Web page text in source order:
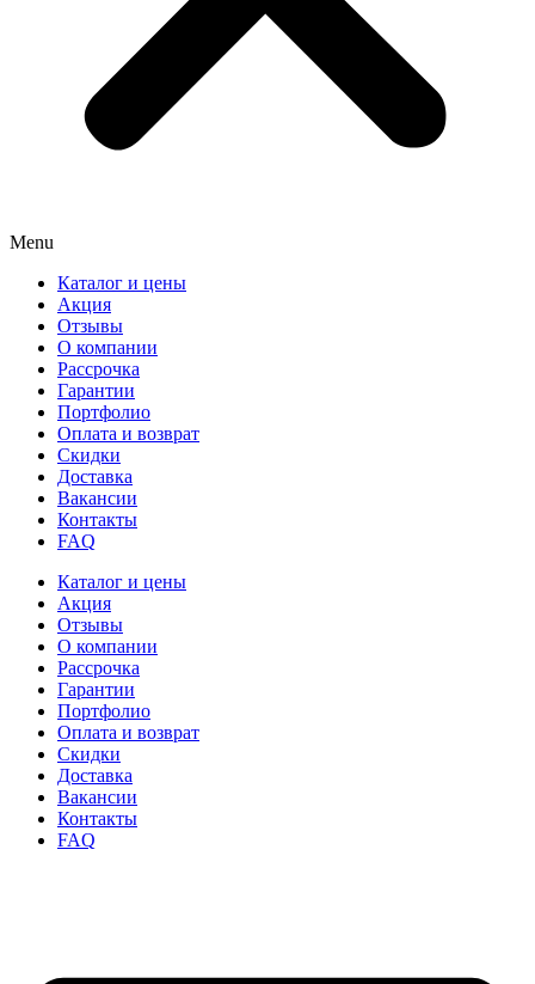
Menu
Каталог и цены
Акция
Отзывы
О компании
Рассрочка
Гарантии
Портфолио
Оплата и возврат
Скидки
Доставка
Вакансии
Контакты
FAQ
Каталог и цены
Акция
Отзывы
О компании
Рассрочка
Гарантии
Портфолио
Оплата и возврат
Скидки
Доставка
Вакансии
Контакты
FAQ